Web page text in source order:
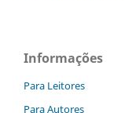
Informações
Para Leitores
Para Autores